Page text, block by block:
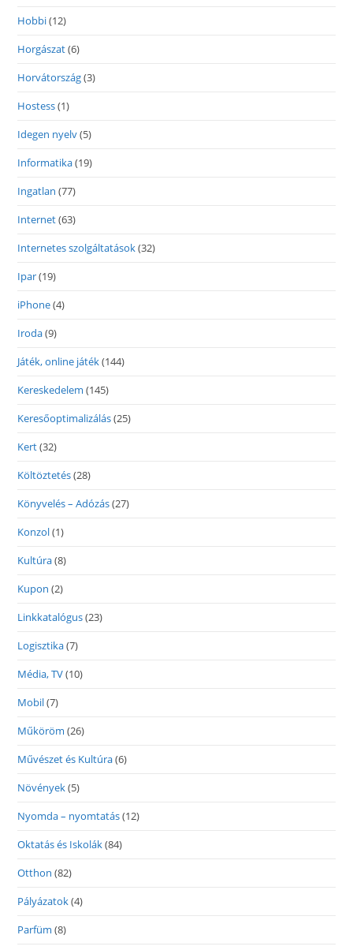
Hobbi(12)
Horgászat(6)
Horvátország(3)
Hostess(1)
Idegen nyelv(5)
Informatika(19)
Ingatlan (77)
Internet(63)
Internetes szolgáltatások(32)
Ipar(19)
iPhone(4)
Iroda(9)
Játék, online játék(144)
Kereskedelem (145)
Keresőoptimalizálás(25)
Kert(32)
Költöztetés(28)
Könyvelés – Adózás(27)
Konzol(1)
Kultúra(8)
Kupon (2)
Linkkatalógus(23)
Logisztika(7)
Média, TV(10)
Mobil(7)
Műköröm (26)
Művészet és Kultúra(6)
Növények(5)
Nyomda – nyomtatás(12)
Oktatás és Iskolák(84)
Otthon (82)
Pályázatok(4)
Parfüm (8)